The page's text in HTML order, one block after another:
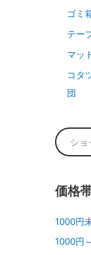
ゴミ
テー
マッ
コタ
団
価格
1000円
1000円